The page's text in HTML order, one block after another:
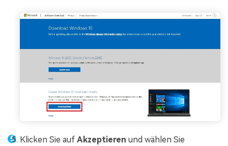
Klicken Sie auf Akzeptieren und wählen Sie